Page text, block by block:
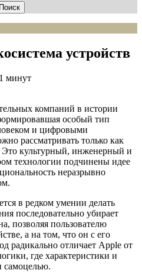
устройств
1 минут
компаний в истории
особый тип
и цифровыми
рассматривать только как
Это культурный, инженерный и
технологии подчинены идее
неразрывно
в редком умении делать
последовательно убирает
позволяя пользователю
а на том, что он с его
радикально отличает Apple от
где характеристики и
самоцелью.